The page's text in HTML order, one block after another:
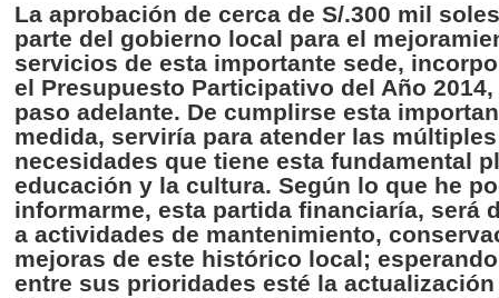
La aprobación de cerca de S/.300 mil
parte del gobierno local para el
servicios de esta importante sede,
el Presupuesto Participativo del Año 2014,
paso adelante. De cumplirse esta
medida, serviría para atender las múltiples
necesidades que tiene esta fundamental
educación y la cultura. Según lo que he
informarme, esta partida financiaría, será
a actividades de mantenimiento,
mejoras de este histórico local; esperando
entre sus prioridades esté la actualización